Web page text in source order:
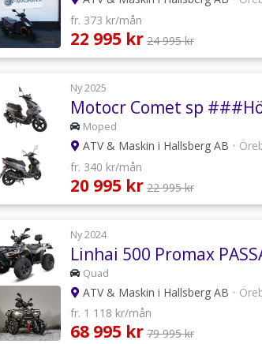
fr. 373 kr/mån
22 995 kr 24 995 kr
Ny 2025
Motocr Comet sp
Moped
ATV & Maskin i Hallsberg AB •
fr. 340 kr/mån
20 995 kr 22 995 kr
Ny 2024
Quad
ATV & Maskin i Hallsberg AB •
fr. 1 118 kr/mån
68 995 kr 79 995 kr